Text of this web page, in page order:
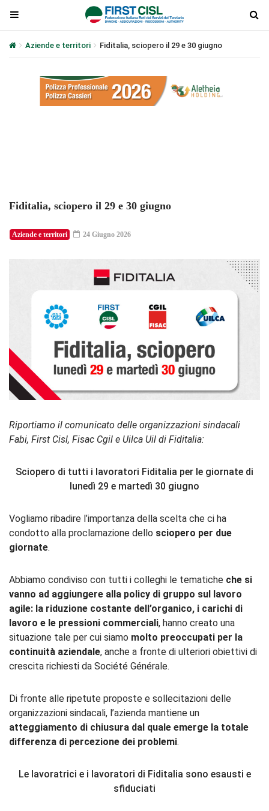
Aziende e territori Fiditalia, sciopero il 29 e 30 giugno
Fiditalia, sciopero il 29 e 30 giugno
Aziende e territori 24 Giugno 2026
Riportiamo il comunicato delle organizzazioni sindacali
Fabi, First Cisl, Fisac Cgil e Uilca Uil di Fiditalia:
Sciopero di tutti i lavoratori Fiditalia per le giornate di
lunedì 29 e martedì 30 giugno
Vogliamo ribadire l’importanza della scelta che ci ha
condotto alla proclamazione dello sciopero per due
giornate.
Abbiamo condiviso con tutti i colleghi le tematiche che si
vanno ad aggiungere alla policy di gruppo sul lavoro
agile: la riduzione costante dell’organico, i carichi di
lavoro e le pressioni commerciali, hanno creato una
situazione tale per cui siamo molto preoccupati per la
continuità aziendale, anche a fronte di ulteriori obiettivi di
crescita richiesti da Société Générale.
Di fronte alle ripetute proposte e sollecitazioni delle
organizzazioni sindacali, l’azienda mantiene un
atteggiamento di chiusura dal quale emerge la totale
differenza di percezione dei problemi.
Le lavoratrici e i lavoratori di Fiditalia sono esausti e
sfiduciati